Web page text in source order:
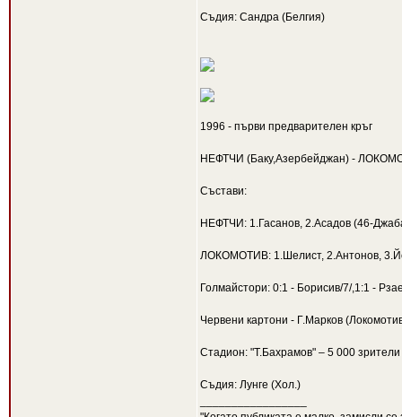
Съдия: Сандра (Белгия)
1996 - първи предварителен кръг
НЕФТЧИ (Баку,Азербейджан) -
Състави:
НЕФТЧИ: 1.Гасанов, 2.Асадов (46-
ЛОКОМОТИВ: 1.Шелист, 2.Антонов,
Голмайстори: 0:1 - Борисив/7/,1:1 -
Червени картони - Г.Марков
Стадион: "Т.Бахрамов" – 5 000 зрители
Съдия: Лунге (Хол.)